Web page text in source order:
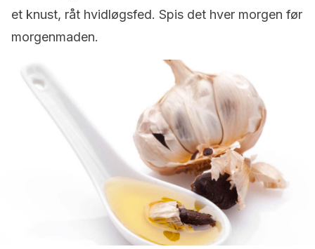
et knust, råt hvidløgsfed. Spis det hver morgen før
morgenmaden.